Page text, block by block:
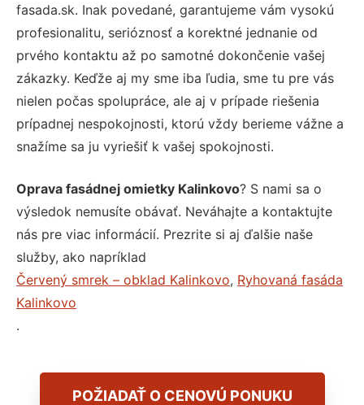
fasada.sk. Inak povedané, garantujeme vám vysokú
profesionalitu, serióznosť a korektné jednanie od
prvého kontaktu až po samotné dokončenie vašej
zákazky. Keďže aj my sme iba ľudia, sme tu pre vás
nielen počas spolupráce, ale aj v prípade riešenia
prípadnej nespokojnosti, ktorú vždy berieme vážne a
snažíme sa ju vyriešiť k vašej spokojnosti.
Oprava fasádnej omietky Kalinkovo? S nami sa o
výsledok nemusíte obávať. Neváhajte a kontaktujte
nás pre viac informácií. Prezrite si aj ďalšie naše
služby, ako napríklad
Červený smrek – obklad Kalinkovo, Ryhovaná fasáda
Kalinkovo
.
POŽIADAŤ O CENOVÚ PONUKU